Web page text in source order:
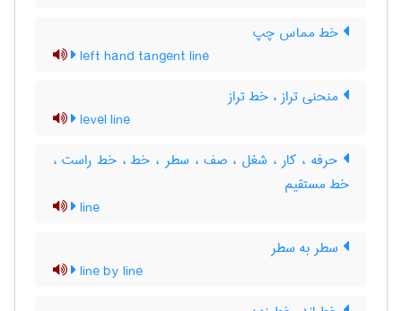
خط مماس چپ
left hand tangent line
منحنی تراز ، خط تراز
level line
حرفه ، کار ، شغل ، صف ، سطر ، خط ، خط راست ،
خط مستقیم
line
سطر به سطر
line by line